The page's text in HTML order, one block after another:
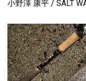
小野澤 康平 SALT